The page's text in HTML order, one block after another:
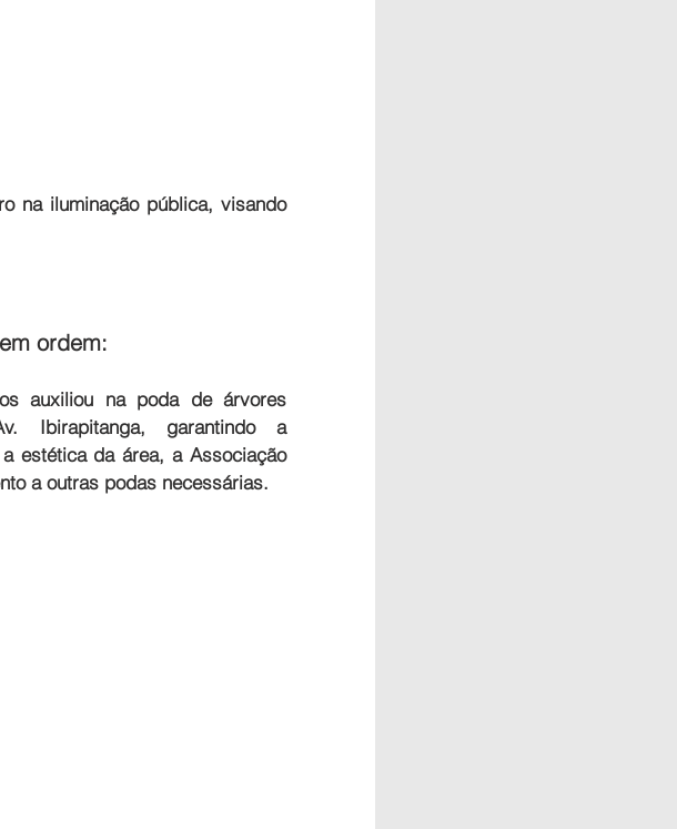
na iluminação pública, visando
ordem:
auxiliou na poda de árvores
Ibirapitanga, garantindo a
estética da área, a Associação
a outras podas necessárias.